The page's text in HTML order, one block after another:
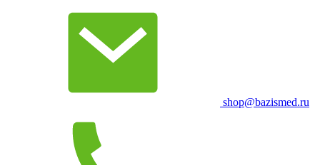
shop@bazismed.ru